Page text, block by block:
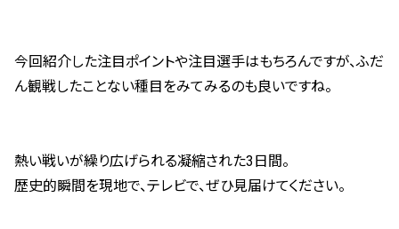
今回紹介した注目ポイントや注目選手はもちろんですが、ふだ
ん観戦したことない種目をみてみるのも良いですね。
熱い戦いが繰り広げられる凝縮された3日間。
歴史的瞬間を現地で、テレビで、ぜひ見届けてください。